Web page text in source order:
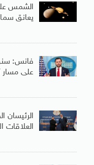
الشمس
يعانق سماء
فانس:
على
الرئيسان
العلاقات